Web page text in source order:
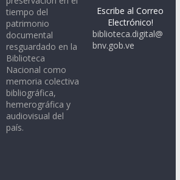
tiempo del
patrimonio
documental
resguardado en la
Biblioteca
Nacional como
memoria colectiva
bibliográfica,
hemerográfica y
audiovisual del
país.
Escribe al Correo
Electrónico!
biblioteca.digital@
bnv.gob.ve